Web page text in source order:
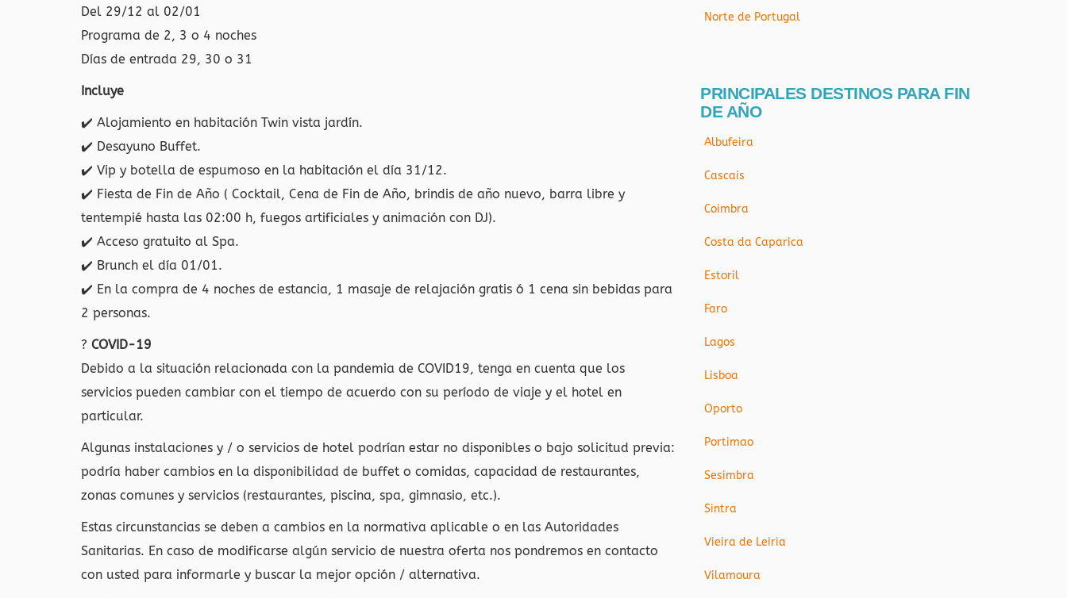
Del 29/12 al 02/01
Programa de 2, 3 o 4 noches
Días de entrada 29, 30 o 31
Incluye
✔️ Alojamiento en habitación Twin vista jardín.
✔️ Desayuno Buffet.
✔️ Vip y botella de espumoso en la habitación el día 31/12.
✔️ Fiesta de Fin de Año ( Cocktail, Cena de Fin de Año, brindis de año nuevo, barra libre y
tentempié hasta las 02:00 h, fuegos artificiales y animación con DJ).
✔️ Acceso gratuito al Spa.
✔️ Brunch el día 01/01.
✔️ En la compra de 4 noches de estancia, 1 masaje de relajación gratis ó 1 cena sin bebidas para
2 personas.
? COVID-19
Debido a la situación relacionada con la pandemia de COVID19, tenga en cuenta que los
servicios pueden cambiar con el tiempo de acuerdo con su período de viaje y el hotel en
particular.
Algunas instalaciones y / o servicios de hotel podrían estar no disponibles o bajo solicitud previa:
podría haber cambios en la disponibilidad de buffet o comidas, capacidad de restaurantes,
zonas comunes y servicios (restaurantes, piscina, spa, gimnasio, etc.).
Estas circunstancias se deben a cambios en la normativa aplicable o en las Autoridades
Sanitarias. En caso de modificarse algún servicio de nuestra oferta nos pondremos en contacto
con usted para informarle y buscar la mejor opción / alternativa.
Norte de Portugal
PRINCIPALES DESTINOS PARA FIN
DE AÑO
Albufeira
Cascais
Coimbra
Costa da Caparica
Estoril
Faro
Lagos
Lisboa
Oporto
Portimao
Sesimbra
Sintra
Vieira de Leiria
Vilamoura